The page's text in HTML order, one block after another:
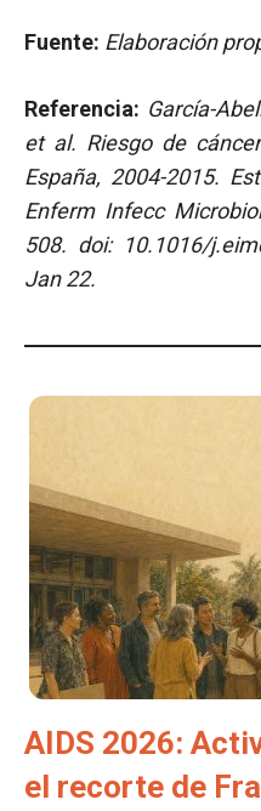
Fuente: Elaboración
Referencia: García-
et al. Riesgo de
España, 2004-2015.
Enferm Infecc
508. doi: 10.1016/
Jan 22.
AIDS 2026:
el recorte de